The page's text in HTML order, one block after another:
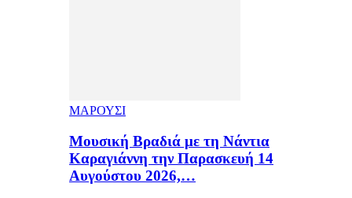
ΜΑΡΟΥΣΙ
Μουσική Βραδιά με τη Νάντια
Καραγιάννη την Παρασκευή 14
Αυγούστου 2026,…